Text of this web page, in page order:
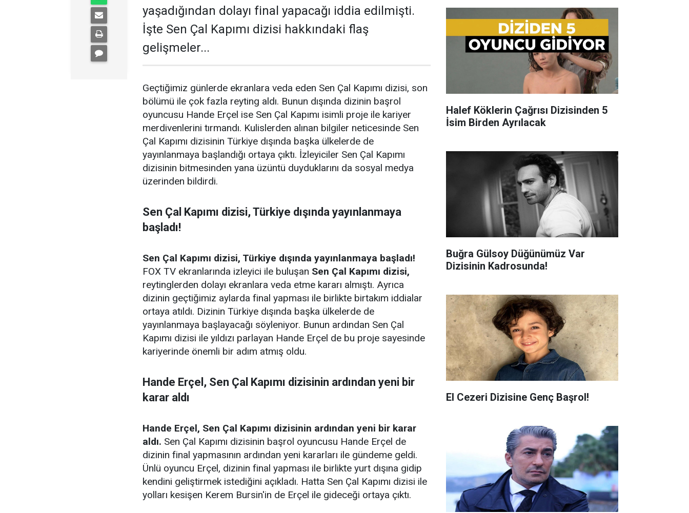
yaşadığından dolayı final yapacağı iddia edilmişti.
İşte Sen Çal Kapımı dizisi hakkındaki flaş
gelişmeler...
Geçtiğimiz günlerde ekranlara veda eden Sen Çal Kapımı dizisi, son
bölümü ile çok fazla reyting aldı. Bunun dışında dizinin başrol
oyuncusu Hande Erçel ise Sen Çal Kapımı isimli proje ile kariyer
merdivenlerini tırmandı. Kulislerden alınan bilgiler neticesinde Sen
Çal Kapımı dizisinin Türkiye dışında başka ülkelerde de
yayınlanmaya başlandığı ortaya çıktı. İzleyiciler Sen Çal Kapımı
dizisinin bitmesinden yana üzüntü duyduklarını da sosyal medya
üzerinden bildirdi.
Sen Çal Kapımı dizisi, Türkiye dışında yayınlanmaya
başladı!
Sen Çal Kapımı dizisi, Türkiye dışında yayınlanmaya başladı!
FOX TV ekranlarında izleyici ile buluşan Sen Çal Kapımı dizisi,
reytinglerden dolayı ekranlara veda etme kararı almıştı. Ayrıca
dizinin geçtiğimiz aylarda final yapması ile birlikte birtakım iddialar
ortaya atıldı. Dizinin Türkiye dışında başka ülkelerde de
yayınlanmaya başlayacağı söyleniyor. Bunun ardından Sen Çal
Kapımı dizisi ile yıldızı parlayan Hande Erçel de bu proje sayesinde
kariyerinde önemli bir adım atmış oldu.
Hande Erçel, Sen Çal Kapımı dizisinin ardından yeni bir
karar aldı
Hande Erçel, Sen Çal Kapımı dizisinin ardından yeni bir karar
aldı. Sen Çal Kapımı dizisinin başrol oyuncusu Hande Erçel de
dizinin final yapmasının ardından yeni kararları ile gündeme geldi.
Ünlü oyuncu Erçel, dizinin final yapması ile birlikte yurt dışına gidip
kendini geliştirmek istediğini açıkladı. Hatta Sen Çal Kapımı dizisi ile
yolları kesişen Kerem Bursin'in de Erçel ile gideceği ortaya çıktı.
Halef Köklerin Çağrısı Dizisinden 5
İsim Birden Ayrılacak
Buğra Gülsoy Düğünümüz Var
Dizisinin Kadrosunda!
El Cezeri Dizisine Genç Başrol!